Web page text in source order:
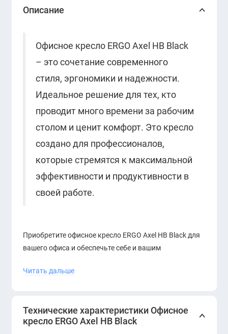
Описание
Офисное кресло ERGO Axel HB Black
– это сочетание современного
стиля, эргономики и надежности.
Идеальное решение для тех, кто
проводит много времени за рабочим
столом и ценит комфорт. Это кресло
создано для профессионалов,
которые стремятся к максимальной
эффективности и продуктивности в
своей работе.
Приобретите офисное кресло ERGO Axel HB Black для
вашего офиса и обеспечьте себе и вашим
продуктивность. Это кресло идеально подходит для
профессионалов, ценящих качество и стиль.
Закажите его прямо сейчас и оцените все
Читать дальше
Технические характеристики Офисное
кресло ERGO Axel HB Black